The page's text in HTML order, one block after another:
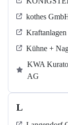
kothes
Kühne +
KWA
AG
L